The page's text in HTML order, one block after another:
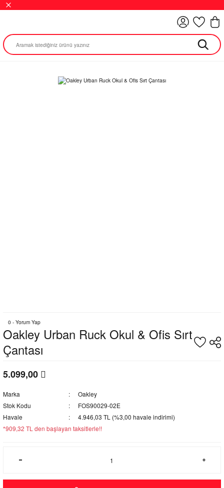
0 - Yorum Yap
Oakley Urban Ruck Okul & Ofis Sırt
Çantası
5.099,00
Marka
Oakley
Stok Kodu
FOS90029-02E
Havale
4.946,03 TL (%3,00 havale indirimi)
*909,32 TL den başlayan taksitlerle!!